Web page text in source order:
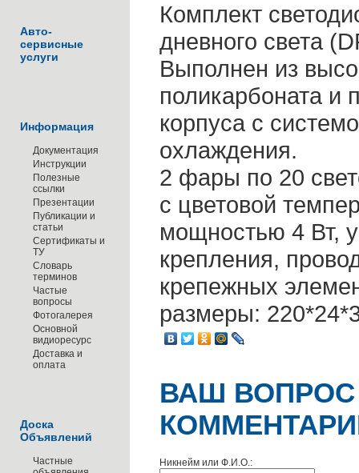
Авто-
сервисные
услуги
Информация
Документация
Инструкции
Полезные
ссылки
Презентации
Публикации и
статьи
Сертификаты и
ТУ
Словарь
терминов
Частые
вопросы
Фотогалерея
Основной
видиоресурс
Доставка и
оплата
Доска
Объявлений
Частные
Комплект
дневного света
Выполнен из
поликарбоната и
корпуса с
охлаждения.
2 фары по 20
с цветовой
мощностью 4 Вт,
крепления,
крепежных
размеры:
ВАШ
Никнейм или Ф.И.О.: